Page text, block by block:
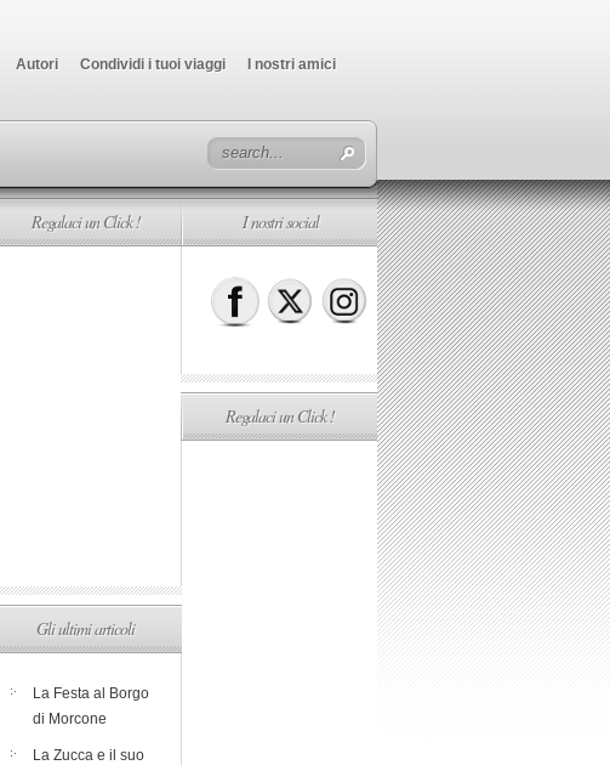
Autori Condividi i tuoi viaggi I nostri amici
Regalaci un Click !
Gli ultimi articoli
La Festa al Borgo
di Morcone
La Zucca e il suo
I nostri social
Regalaci un Click !